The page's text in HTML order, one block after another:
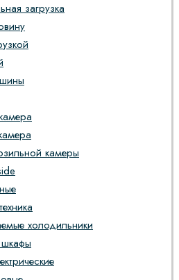
загрузка
камеры
холодильники